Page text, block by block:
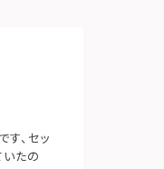
、セッ
たの